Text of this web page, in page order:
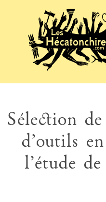
Sélection
d’outils
l’étude